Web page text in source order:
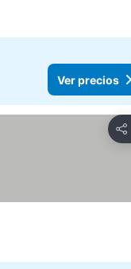
Ver precios